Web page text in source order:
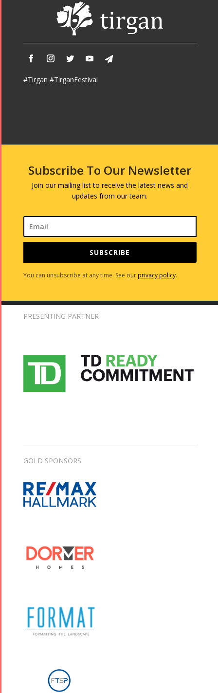
#Tirgan #TirganFestival
Subscribe To Our Newsletter
Join our mailing list to receive the latest news and
updates from our team.
SUBSCRIBE
You can unsubscribe at any time. See ourprivacy policy.
PRESENTING PARTNER
GOLD SPONSORS